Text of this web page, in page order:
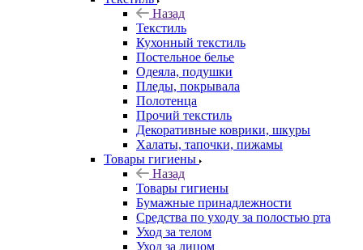
Назад
Текстиль
Кухонный текстиль
Постельное белье
Одеяла, подушки
Пледы, покрывала
Полотенца
Прочий текстиль
Декоративные коврики, шкуры
Халаты, тапочки, пижамы
Товары гигиены
Назад
Товары гигиены
Бумажные принадлежности
Средства по уходу за полостью рта
Уход за телом
Уход за лицом